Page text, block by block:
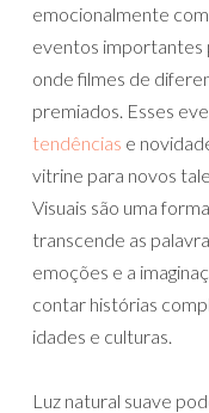
emocionalmente
eventos importantes
onde filmes de
premiados. Esses
tendências e
vitrine para novos
Visuais são uma
transcende as
emoções e a
contar histórias
idades e culturas.
Luz natural suave